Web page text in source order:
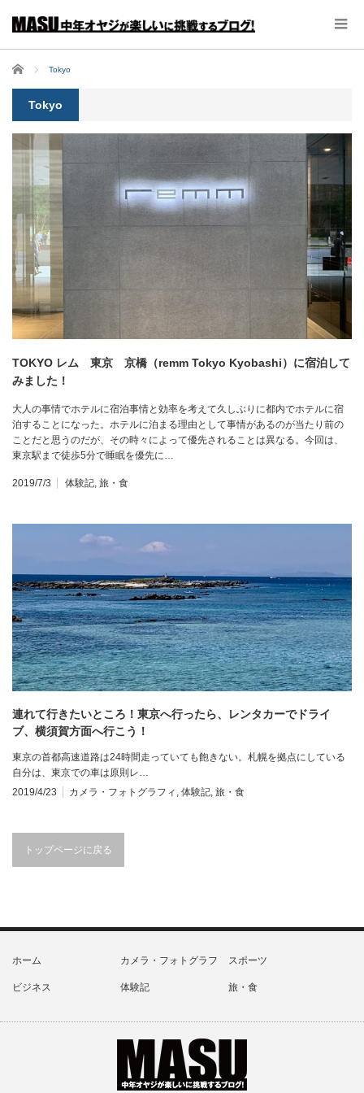
ホーム Tokyo
Tokyo
TOKYO レム 東京 京橋（remm Tokyo Kyobashi）に宿泊して
みました！
大人の事情でホテルに宿泊事情と効率を考えて久しぶりに都内でホテルに宿
泊することになった。ホテルに泊まる理由として事情があるのが当たり前の
ことだと思うのだが、その時々によって優先されることは異なる。今回は、
東京駅まで徒歩5分で睡眠を優先に…
2019/7/3 体験記, 旅・食
連れて行きたいところ！東京へ行ったら、レンタカーでドライ
ブ、横須賀方面へ行こう！
東京の首都高速道路は24時間走っていても飽きない。札幌を拠点にしている
自分は、東京での車は原則レ…
2019/4/23
カメラ・フォトグラフィ 体験記 旅・食
トップページに戻る
ホーム カメラ・フォトグラフ スポーツ
ビジネス 体験記 旅・食